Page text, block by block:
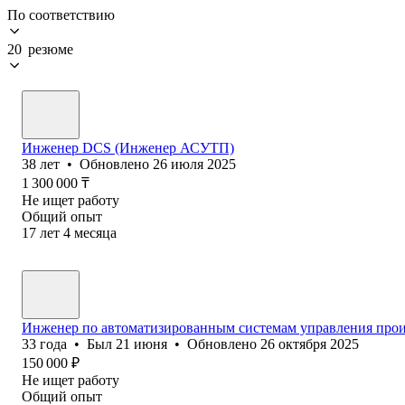
По соответствию
20 резюме
Инженер DCS (Инженер АСУТП)
38 лет • Обновлено 26 июля 2025
1 300 000 ₸
Не ищет работу
Общий опыт
17 лет 4 месяца
Инженер по автоматизированным системам управления
33 года • Был 21 июня • Обновлено 26 октября 2025
150 000 ₽
Не ищет работу
Общий опыт